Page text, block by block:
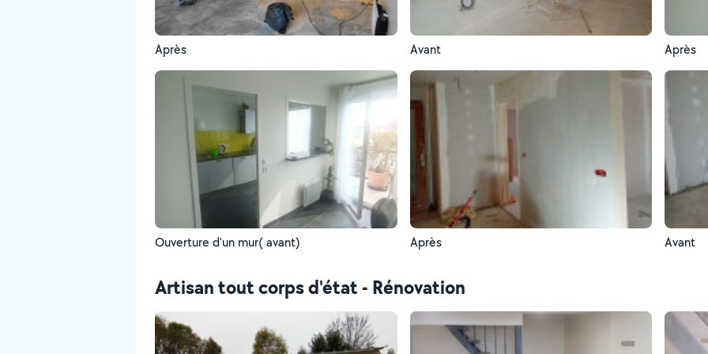
Après Avant Après
Ouverture d'un mur( avant) Après Avant
Artisan tout corps d'état - Rénovation